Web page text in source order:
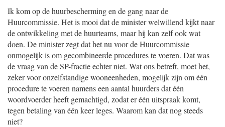
Ik kom op de huurbescherming en de gang naar de
Huurcommissie. Het is mooi dat de minister welwillend kijkt naar
de ontwikkeling met de huurteams, maar hij kan zelf ook wat
doen. De minister zegt dat het nu voor de Huurcommissie
onmogelijk is om gecombineerde procedures te voeren. Dat was
de vraag van de SP-fractie echter niet. Wat ons betreft, moet het,
zeker voor onzelfstandige wooneenheden, mogelijk zijn om één
procedure te voeren namens een aantal huurders dat één
woordvoerder heeft gemachtigd, zodat er één uitspraak komt,
tegen betaling van één keer leges. Waarom kan dat nog steeds
niet?